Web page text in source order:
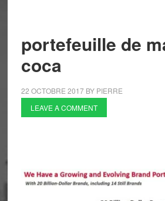
portefeuille de
coca
22 OCTOBRE 2017BY PIERRE
LEAVE A COMMENT